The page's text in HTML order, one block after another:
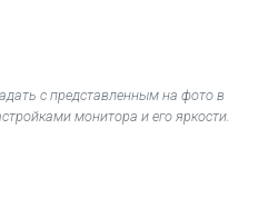
с представленным на фото в
монитора и его яркости.